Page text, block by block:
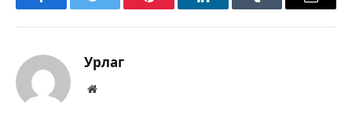
FacebookTwitter Pinterest LinkedInTumblr Имэйл
Урлаг
Вэбсайт